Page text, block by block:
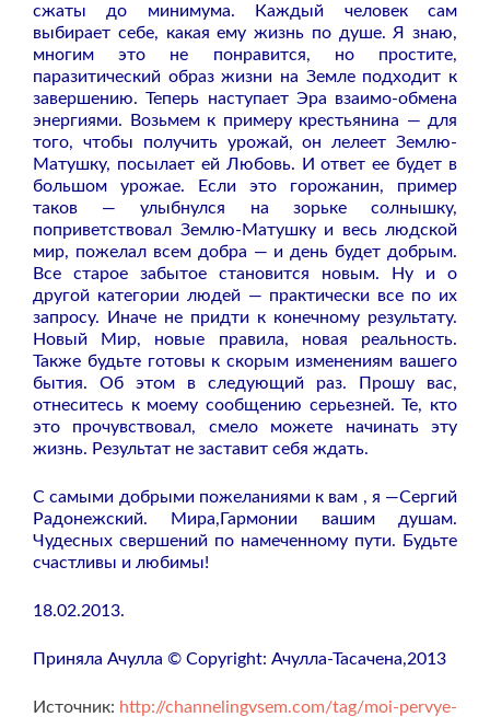
сжаты до минимума. Каждый человек сам
выбирает себе, какая ему жизнь по душе. Я знаю,
многим это не понравится, но простите,
паразитический образ жизни на Земле подходит к
завершению. Теперь наступает Эра взаимо-обмена
энергиями. Возьмем к примеру крестьянина — для
того, чтобы получить урожай, он лелеет Землю-
Матушку, посылает ей Любовь. И ответ ее будет в
большом урожае. Если это горожанин, пример
таков — улыбнулся на зорьке солнышку,
поприветствовал Землю-Матушку и весь людской
мир, пожелал всем добра — и день будет добрым.
Все старое забытое становится новым. Ну и о
другой категории людей — практически все по их
запросу. Иначе не придти к конечному результату.
Новый Мир, новые правила, новая реальность.
Также будьте готовы к скорым изменениям вашего
бытия. Об этом в следующий раз. Прошу вас,
отнеситесь к моему сообщению серьезней. Те, кто
это прочувствовал, смело можете начинать эту
жизнь. Результат не заставит себя ждать.
С самыми добрыми пожеланиями к вам , я —Сергий
Радонежский. Мира,Гармонии вашим душам.
Чудесных свершений по намеченному пути. Будьте
счастливы и любимы!
18.02.2013.
Приняла Ачулла © Copyright: Ачулла-Тасачена,2013
Источник: http://channelingvsem.com/tag/moi-pervye-